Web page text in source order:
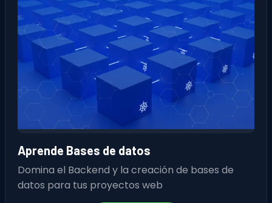
Aprende Bases de datos
Domina el Backend y la creación de bases de
datos para tus proyectos web